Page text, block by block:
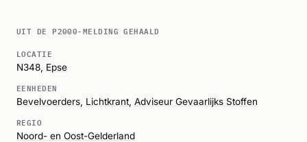
UIT DE P2000-MELDING GEHAALD
LOCATIE
N348, Epse
EENHEDEN
Bevelvoerders Lichtkrant Adviseur Gevaarlijks Stoffen
REGIO
Noord- en Oost-Gelderland